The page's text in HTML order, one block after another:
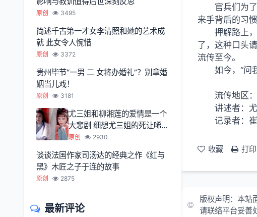
原创 3495
简述千古第一才女李清照和她的艺术成
就 此女令人惋惜
原创 3372
贵州毕节“一男 二 女将办婚礼”？别拿婚
姻当儿戏！
原创 3181
尤三姐和柳湘莲的爱情是一个
大悲剧 细想尤三姐的死让唏嘘
不已
原创 2930
谈谈法国作家司汤达的经典之作《红与
黑》木匠之子于连的故事
原创 2875
最新评论
官兵们为
来手背后的习惯
押解路上
了，这种口头
流传至今。
如今，“问
流传地区
讲述者：
记录者：
收藏 打印
版权声明：本站
请联络平台妥善